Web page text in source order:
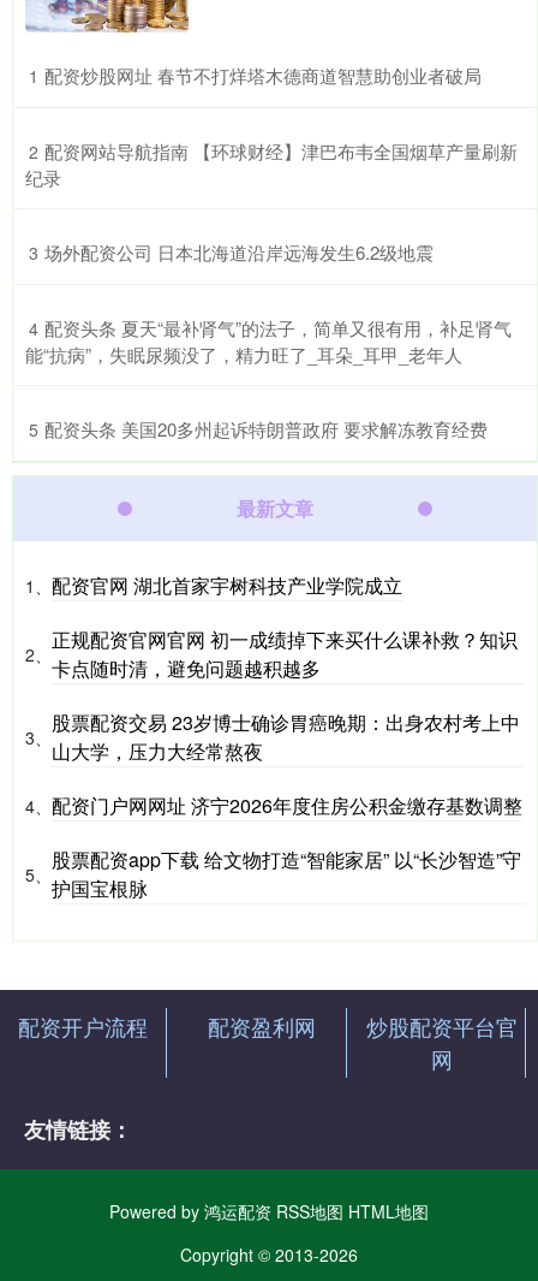
1 ​配资炒股网址 春节不打烊塔木德商道智慧助创业者破局
2 ​配资网站导航指南 【环球财经】津巴布韦全国烟草产量刷新
纪录
3 ​场外配资公司 日本北海道沿岸远海发生6.2级地震
4 ​配资头条 夏天“最补肾气”的法子，简单又很有用，补足肾气
能“抗病”，失眠尿频没了，精力旺了_耳朵_耳甲_老年人
5 ​配资头条 美国20多州起诉特朗普政府 要求解冻教育经费
最新文章
1、 配资官网 湖北首家宇树科技产业学院成立
2、
正规配资官网官网 初一成绩掉下来买什么课补救？知识
卡点随时清，避免问题越积越多
3、
股票配资交易 23岁博士确诊胃癌晚期：出身农村考上中
山大学，压力大经常熬夜
4、 配资门户网网址 济宁2026年度住房公积金缴存基数调整
5、
股票配资app下载 给文物打造“智能家居” 以“长沙智造”守
护国宝根脉
配资开户流程 配资盈利网
炒股配资平台官
网
友情链接：
Powered by 鸿运配资 RSS地图 HTML地图
Copyright © 2013-2026